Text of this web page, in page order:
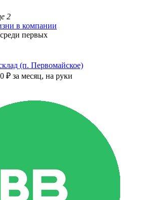
2
в компании
первых
(п. Первомайское)
₽ за месяц, на руки